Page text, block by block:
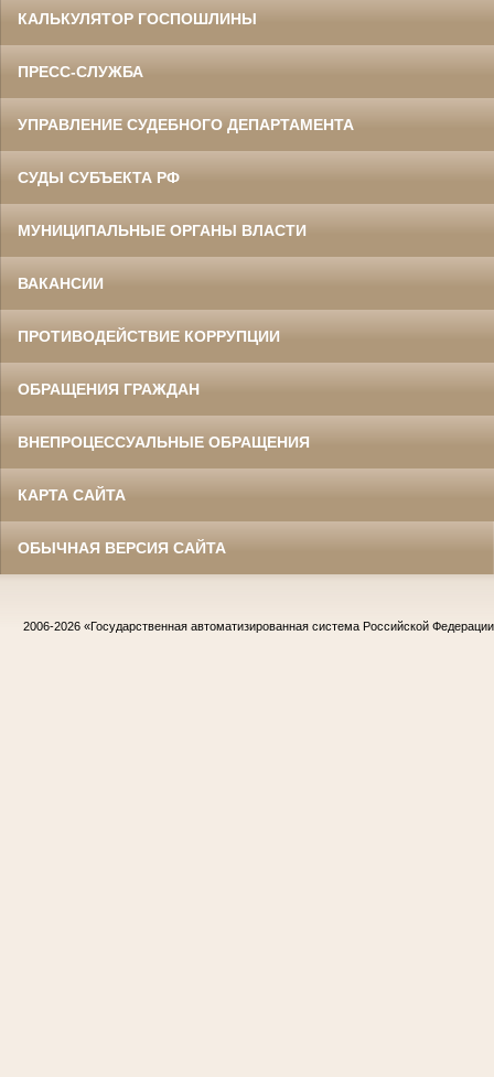
КАЛЬКУЛЯТОР ГОСПОШЛИНЫ
ПРЕСС-СЛУЖБА
УПРАВЛЕНИЕ СУДЕБНОГО ДЕПАРТАМЕНТА
СУДЫ СУБЪЕКТА РФ
МУНИЦИПАЛЬНЫЕ ОРГАНЫ ВЛАСТИ
ВАКАНСИИ
ПРОТИВОДЕЙСТВИЕ КОРРУПЦИИ
ОБРАЩЕНИЯ ГРАЖДАН
ВНЕПРОЦЕССУАЛЬНЫЕ ОБРАЩЕНИЯ
КАРТА САЙТА
ОБЫЧНАЯ ВЕРСИЯ САЙТА
2006-2026 «Государственная автоматизированная система Российской